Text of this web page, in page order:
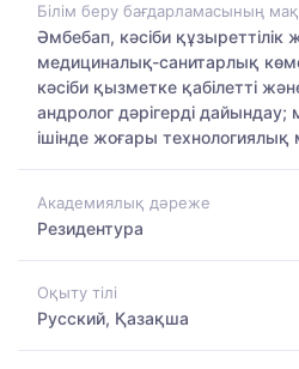
Білім беру бағдарламасының
Әмбебап, кәсіби құзыреттілік
медициналық-санитарлық
кәсіби қызметке қабілетті
андролог дәрігерді
ішінде жоғары
Академиялық дәреже
Резидентура
Оқыту тілі
Русский, Қазақша